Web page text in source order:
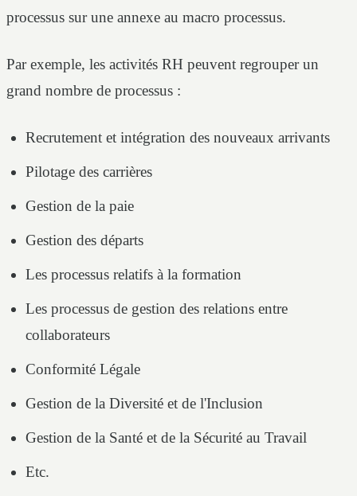
processus sur une annexe au macro processus.
Par exemple, les activités RH peuvent regrouper un
grand nombre de processus :
Recrutement et intégration des nouveaux arrivants
Pilotage des carrières
Gestion de la paie
Gestion des départs
Les processus relatifs à la formation
Les processus de gestion des relations entre
collaborateurs
Conformité Légale
Gestion de la Diversité et de l'Inclusion
Gestion de la Santé et de la Sécurité au Travail
Etc.